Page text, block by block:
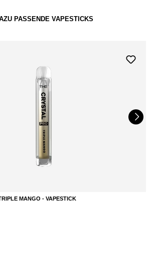
PASSENDE VAPESTICKS
MANGO - VAPESTICK